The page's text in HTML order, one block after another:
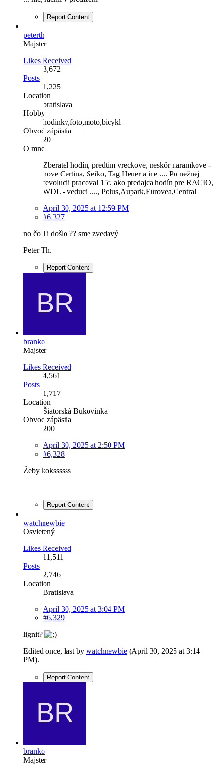
Report Content
peterth
Majster
Likes Received
3,672
Posts
1,225
Location
bratislava
Hobby
hodinky,foto,moto,bicykl
Obvod zápästia
20
O mne
Zberatel hodín, predtím vreckove, neskôr naramkove -
nove Certina, Seiko, Tag Heuer a ine .... Po nežnej
revolucii pracoval 15r. ako predajca hodín pre RACIO,
WDL - veduci ...., Polus,Aupark,Eurovea,Central
April 30, 2025 at 12:59 PM
#6,327
no čo Ti došlo ?? sme zvedavý
Peter Th.
Report Content
branko
Majster
Likes Received
4,561
Posts
1,717
Location
Šiatorská Bukovinka
Obvod zápästia
200
April 30, 2025 at 2:50 PM
#6,328
Žeby kokssssss
Report Content
watchnewbie
Osvietený
Likes Received
11,511
Posts
2,746
Location
Bratislava
April 30, 2025 at 3:04 PM
#6,329
lignit?
Edited once, last by watchnewbie (April 30, 2025 at 3:14
PM).
Report Content
branko
Majster